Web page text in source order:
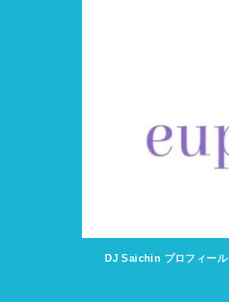
DJ Saichin プロフィール